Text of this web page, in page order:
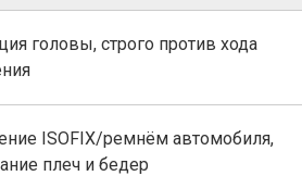
головы, строго против хода
ISOFIX/ремнём автомобиля,
плеч и бедер